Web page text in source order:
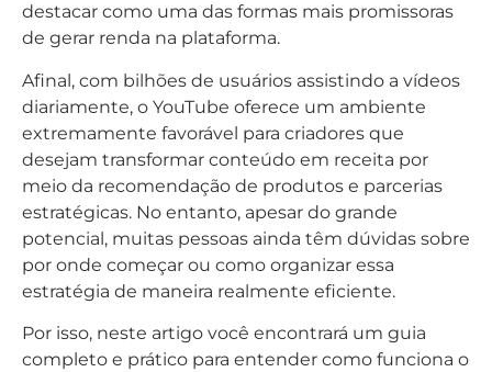
destacar como uma das formas mais promissoras
de gerar renda na plataforma.
Afinal, com bilhões de usuários assistindo a vídeos
diariamente, o YouTube oferece um ambiente
extremamente favorável para criadores que
desejam transformar conteúdo em receita por
meio da recomendação de produtos e parcerias
estratégicas. No entanto, apesar do grande
potencial, muitas pessoas ainda têm dúvidas sobre
por onde começar ou como organizar essa
estratégia de maneira realmente eficiente.
Por isso, neste artigo você encontrará um guia
completo e prático para entender como funciona o